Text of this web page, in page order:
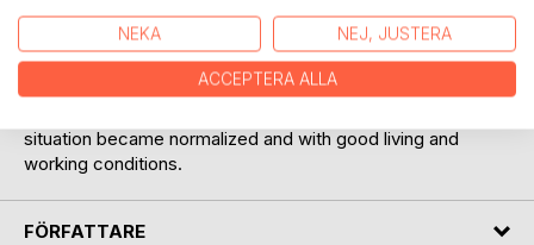
It is also recalled from the overthrown of Emperor Haile
Selassie in September 1974, and about the difficult time
which followed during the reign of the communist regime
until it was defeated at spring 1991. After a shorter time with
situation became normalized and with good living and
working conditions.
FÖRFATTARE
NEKA NEJ, JUSTERA
ACCEPTERA ALLA